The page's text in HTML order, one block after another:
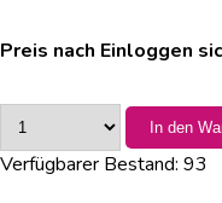
Preis nach Einloggen
In den
Verfügbarer Bestand: 93